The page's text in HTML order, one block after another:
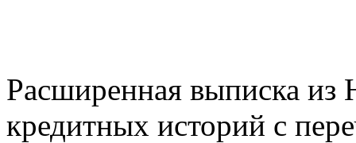
Расширенная выписка из
кредитных историй с